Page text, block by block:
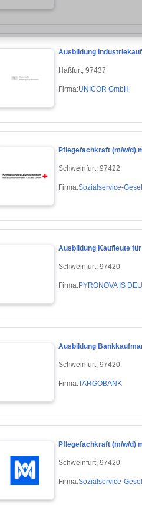
Ausbildung
Haßfurt, 97437
Firma:UNICOR GmbH
Pflegefachkraft (m/w/d)
Schweinfurt, 97422
Firma:Sozialservice-
Ausbildung Kaufleute
Schweinfurt, 97420
Firma:PYRONOVA IS
Ausbildung
Schweinfurt, 97420
Firma:TARGOBANK
Pflegefachkraft (m/w/d)
Schweinfurt, 97420
Firma:Sozialservice-